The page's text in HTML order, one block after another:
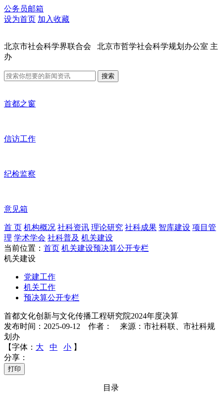
公务员邮箱
设为首页 加入收藏
北京市社会科学界联合会 北京市哲学社会科学规划办公室 主
办
搜索
首都之窗
信访工作
纪检监察
意见箱
首 页 机构概况 社科资讯 理论研究 社科成果 智库建设 项目管
理 学术学会 社科普及 机关建设
当前位置： 首页 机关建设预决算公开专栏
机关建设
党建工作
机关工作
预决算公开专栏
首都文化创新与文化传播工程研究院2024年度决算
发布时间：2025-09-12 作者： 来源：市社科联、市社科规
划办
【字体： 大 中 小 】
分享：
打印
目录